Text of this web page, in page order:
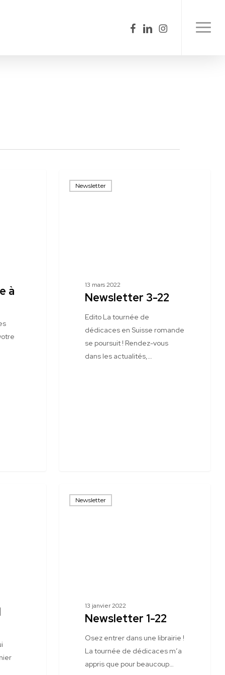
facebook
linkedininstagram Menu
à
Newsletter
13 mars 2022
Newsletter 3-22
Edito La tournée de
dédicaces en Suisse romande
se poursuit ! Rendez-vous
dans les actualités,…
Newsletter
13 janvier 2022
Newsletter 1-22
Osez entrer dans une librairie !
La tournée de dédicaces m’a
appris que pour beaucoup…